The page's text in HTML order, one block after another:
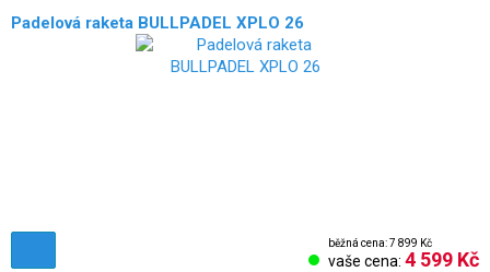
Padelová raketa BULLPADEL XPLO 26
běžná cena: 7 899 Kč
vaše cena: 4 599 Kč